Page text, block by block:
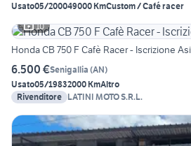
Usato05/200049000 KmCustom / Café racer
10
Honda CB 750 F Cafè Racer - Iscrizione
6.500 €Senigallia (AN)
Usato05/19832000 KmAltro
Rivenditore LATINI MOTO S.R.L.